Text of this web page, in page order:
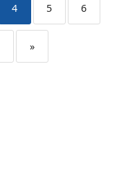
4 5 6
»